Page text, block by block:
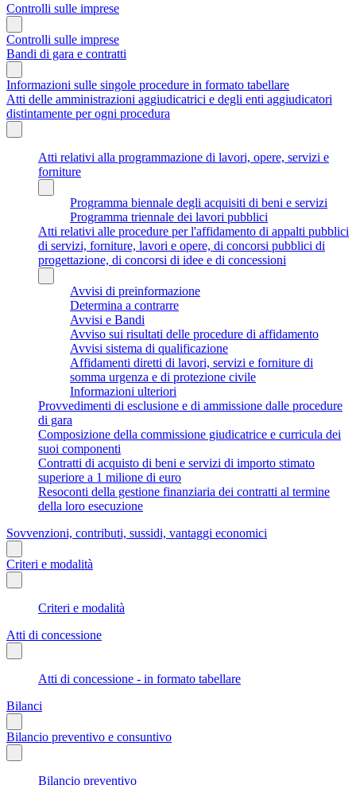
Controlli sulle imprese
Controlli sulle imprese
Bandi di gara e contratti
Informazioni sulle singole procedure in formato tabellare
Atti delle amministrazioni aggiudicatrici e degli enti aggiudicatori
distintamente per ogni procedura
Atti relativi alla programmazione di lavori, opere, servizi e
forniture
Programma biennale degli acquisiti di beni e servizi
Programma triennale dei lavori pubblici
Atti relativi alle procedure per l'affidamento di appalti pubblici
di servizi, forniture, lavori e opere, di concorsi pubblici di
progettazione, di concorsi di idee e di concessioni
Avvisi di preinformazione
Determina a contrarre
Avvisi e Bandi
Avviso sui risultati delle procedure di affidamento
Avvisi sistema di qualificazione
Affidamenti diretti di lavori, servizi e forniture di
somma urgenza e di protezione civile
Informazioni ulteriori
Provvedimenti di esclusione e di ammissione dalle procedure
di gara
Composizione della commissione giudicatrice e curricula dei
suoi componenti
Contratti di acquisto di beni e servizi di importo stimato
superiore a 1 milione di euro
Resoconti della gestione finanziaria dei contratti al termine
della loro esecuzione
Sovvenzioni, contributi, sussidi, vantaggi economici
Criteri e modalità
Criteri e modalità
Atti di concessione
Atti di concessione - in formato tabellare
Bilanci
Bilancio preventivo e consuntivo
Bilancio preventivo